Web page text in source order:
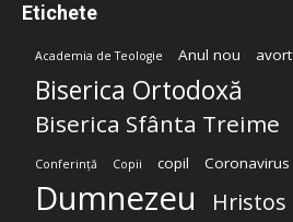
Etichete
Academia de Teologie Anul nou avort
Biserica Ortodoxă
Biserica Sfânta Treime
Conferință Copii copil Coronavirus
Dumnezeu Hristos